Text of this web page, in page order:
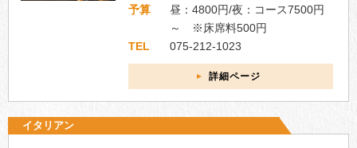
予算
昼：4800円/夜：コース7500円
～ ※床席料500円
TEL
075-212-1023
詳細ページ
イタリアン